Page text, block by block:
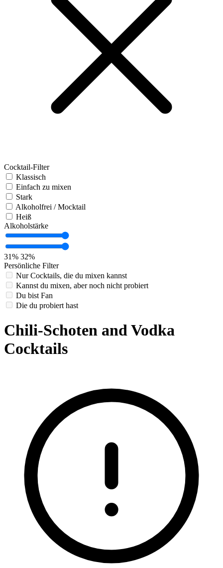
Cocktail-Filter
Klassisch
Einfach zu mixen
Stark
Alkoholfrei / Mocktail
Heiß
Alkoholstärke
31% 32%
Persönliche Filter
Nur Cocktails, die du mixen kannst
Kannst du mixen, aber noch nicht probiert
Du bist Fan
Die du probiert hast
Chili-Schoten and Vodka
Cocktails